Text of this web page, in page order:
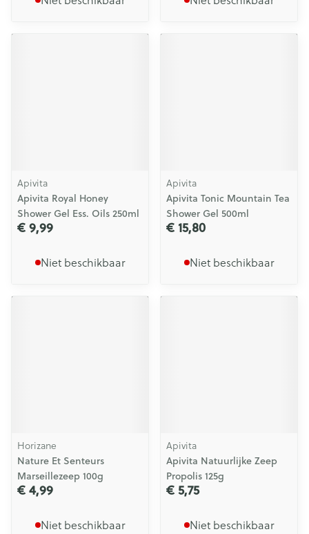
Apivita
Apivita Royal Honey
Shower Gel Ess. Oils 250ml
€ 9,99
Niet beschikbaar
Apivita
Apivita Tonic Mountain Tea
Shower Gel 500ml
€ 15,80
Niet beschikbaar
Horizane
Nature Et Senteurs
Marseillezeep 100g
€ 4,99
Niet beschikbaar
Apivita
Apivita Natuurlijke Zeep
Propolis 125g
€ 5,75
Niet beschikbaar